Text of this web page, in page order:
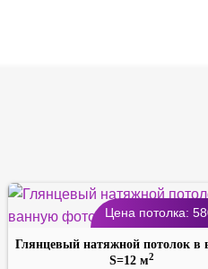
Цена потолка:
Глянцевый натяжной потолок в
S=12 м2